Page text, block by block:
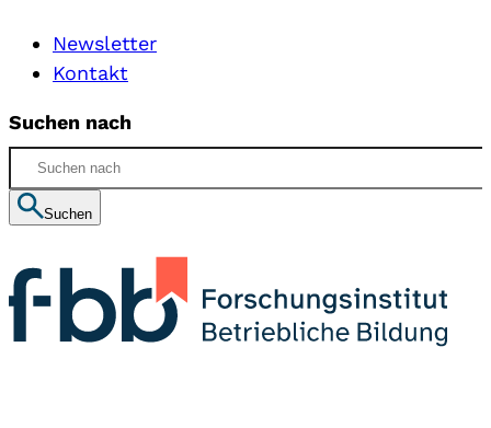
Newsletter
Kontakt
Suchen nach
Suchen